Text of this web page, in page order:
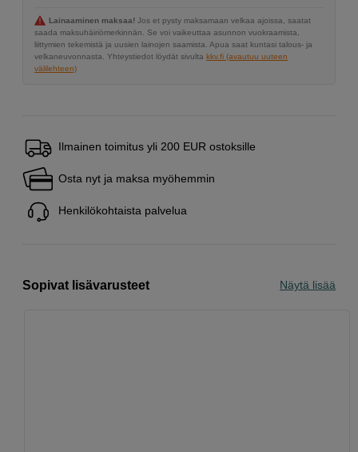
Lainaaminen maksaa! Jos et pysty maksamaan velkaa ajoissa, saatat
saada maksuhäiriömerkinnän. Se voi vaikeuttaa asunnon vuokraamista,
liittymien tekemistä ja uusien lainojen saamista. Apua saat kuntasi talous- ja
velkaneuvonnasta. Yhteystiedot löydät sivulta kkv.fi (avautuu uuteen
välilehteen)
Ilmainen toimitus yli 200 EUR ostoksille
Osta nyt ja maksa myöhemmin
Henkilökohtaista palvelua
Sopivat lisävarusteet Näytä lisää